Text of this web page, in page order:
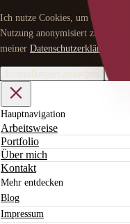
Ich nutze Cookies, um diese
Nutzung anonymisiert zu
meiner Datenschutzerklärung
Hauptnavigation
Arbeitsweise
Portfolio
Über mich
Kontakt
Mehr entdecken
Blog
Impressum